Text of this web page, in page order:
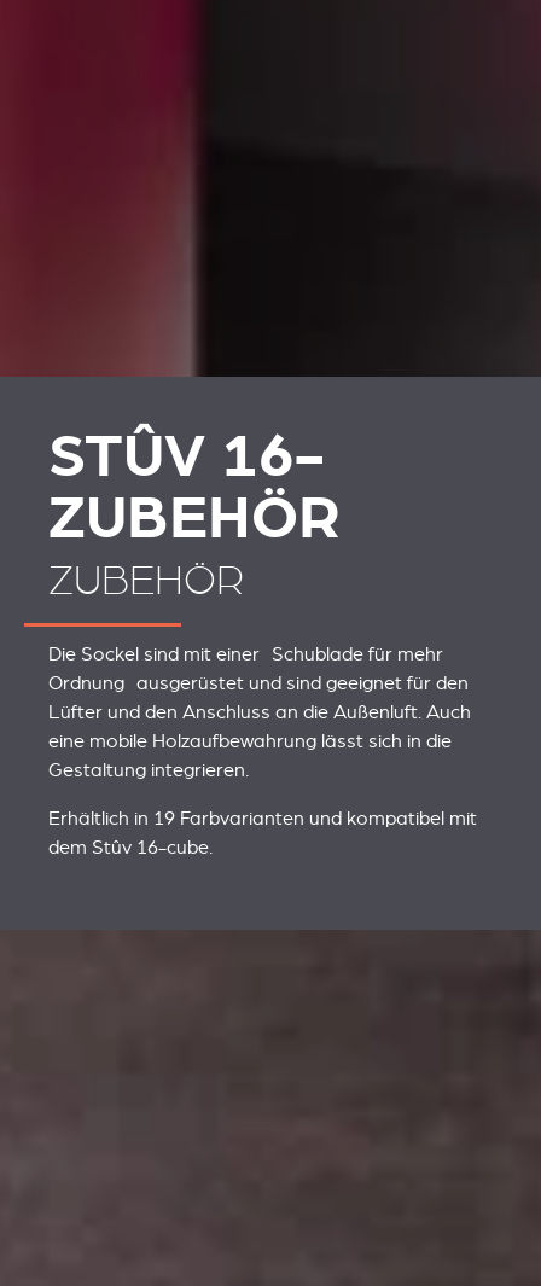
STÛV 16-
ZUBEHÖR
ZUBEHÖR
Die Sockel sind mit einer Schublade für mehr
Ordnung ausgerüstet und sind geeignet für den
Lüfter und den Anschluss an die Außenluft. Auch
eine mobile Holzaufbewahrung lässt sich in die
Gestaltung integrieren.
Erhältlich in 19 Farbvarianten und kompatibel mit
dem Stûv 16-cube.